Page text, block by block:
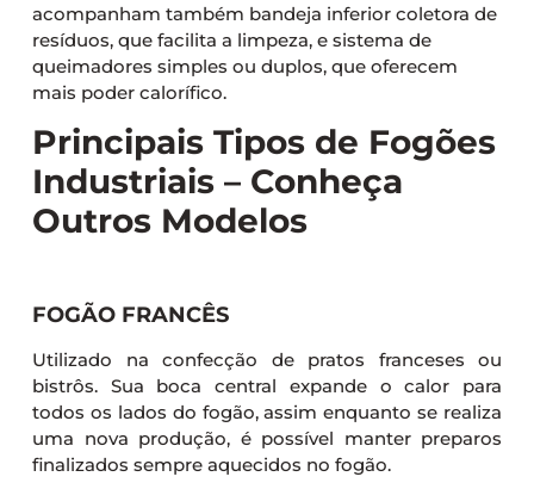
acompanham também bandeja inferior coletora de
resíduos, que facilita a limpeza, e sistema de
queimadores simples ou duplos, que oferecem
mais poder calorífico.
Principais Tipos de Fogões
Industriais – Conheça
Outros Modelos
FOGÃO FRANCÊS
Utilizado na confecção de pratos franceses ou
bistrôs. Sua boca central expande o calor para
todos os lados do fogão, assim enquanto se realiza
uma nova produção, é possível manter preparos
finalizados sempre aquecidos no fogão.